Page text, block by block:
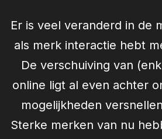
Er is veel veranderd in de
als merk interactie hebt
De verschuiving van
online ligt al even achter
mogelijkheden
Sterke merken van nu